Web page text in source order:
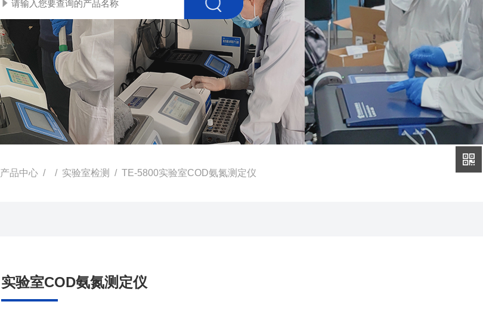
产品中心 / / 实验室检测 / TE-5800实验室COD氨氮测定仪
实验室COD氨氮测定仪